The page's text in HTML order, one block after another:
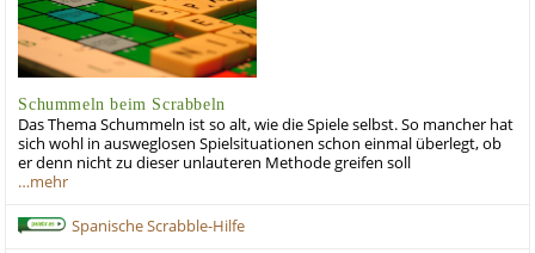
Schummeln beim Scrabbeln
Das Thema Schummeln ist so alt, wie die Spiele selbst. So mancher hat
sich wohl in ausweglosen Spielsituationen schon einmal überlegt, ob
er denn nicht zu dieser unlauteren Methode greifen soll
…mehr
Spanische Scrabble-Hilfe